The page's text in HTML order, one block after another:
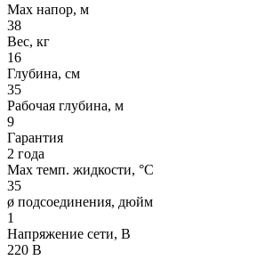
Max напор, м
38
Вес, кг
16
Глубина, см
35
Рабочая глубина, м
9
Гарантия
2 года
Max темп. жидкости, °С
35
ø подсоединения, дюйм
1
Напряжение сети, В
220 В